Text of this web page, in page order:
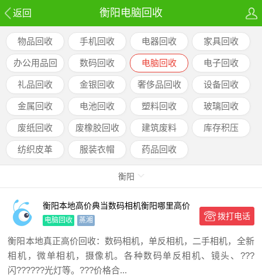
返回 衡阳电脑回收
物品回收 手机回收 电器回收 家具回收
办公用品回
收
数码回收 电脑回收 电子回收
礼品回收 金银回收 奢侈品回收 设备回收
金属回收 电池回收 塑料回收 玻璃回收
废纸回收 废橡胶回收 建筑废料 库存积压
纺织皮革 服装衣帽 药品回收
衡阳
衡阳本地高价典当数码相机衡阳哪里高价
回收二手相机衡阳可以抵押
电脑回收 蒸湘 拨打电话
衡阳本地真正高价回收：数码相机，单反相机，二手相机，全新
相机，微单相机，摄像机。各种数码单反相机、镜头、???
闪??????光灯等。???价格合...